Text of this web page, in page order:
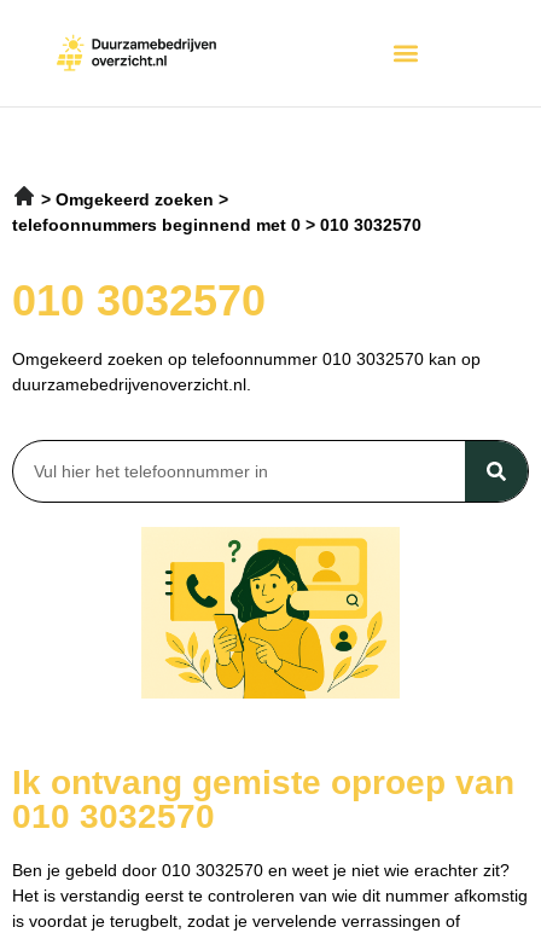
Omgekeerd zoeken
telefoonnummers beginnend met 0
010 3032570
010 3032570
Omgekeerd zoeken op telefoonnummer 010 3032570 kan op
duurzamebedrijvenoverzicht.nl.
Ik ontvang gemiste oproep van
010 3032570
Ben je gebeld door 010 3032570 en weet je niet wie erachter zit?
Het is verstandig eerst te controleren van wie dit nummer afkomstig
is voordat je terugbelt, zodat je vervelende verrassingen of